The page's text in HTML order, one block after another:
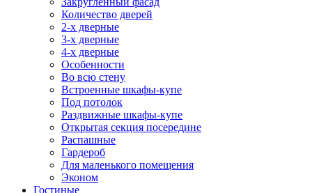
Количество дверей
2-х дверные
3-х дверные
4-х дверные
Особенности
Во всю стену
Встроенные шкафы-купе
Под потолок
Раздвижные шкафы-купе
Открытая секция посередине
Распашные
Гардероб
Для маленького помещения
Эконом
Гостиные